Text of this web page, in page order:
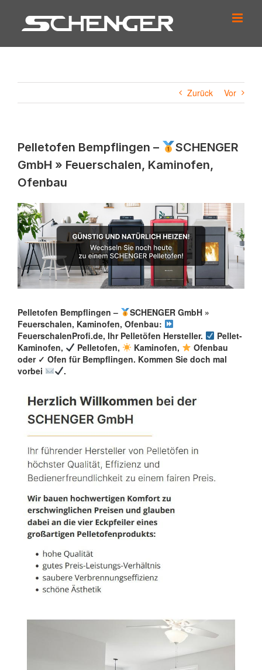
springen
Zurück Vor
Pelletofen Bempflingen –
SCHENGER
GmbH » Feuerschalen, Kaminofen,
Ofenbau
Pelletofen Bempflingen –
SCHENGER GmbH »
Feuerschalen, Kaminofen, Ofenbau:
FeuerschalenProfi.de, Ihr Pelletöfen Hersteller.
Pellet-
Kaminofen,
Pelletofen, Kaminofen,
Ofenbau
oder ✓ Ofen für Bempflingen. Kommen Sie doch mal
vorbei
.